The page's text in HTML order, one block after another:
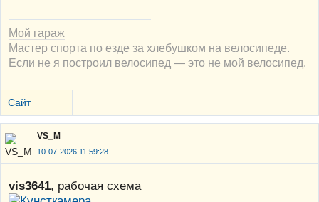
Мой гараж
Мастер спорта по езде за хлебушком на велосипеде.
Если не я построил велосипед — это не мой велосипед.
Сайт
VS_M
10-07-2026 11:59:28
vis3641, рабочая схема